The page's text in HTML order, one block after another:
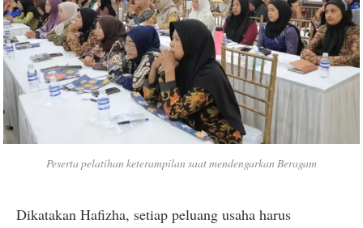
Peserta pelatihan keterampilan saat mendengarkan Beragam
Dikatakan Hafizha, setiap peluang usaha harus